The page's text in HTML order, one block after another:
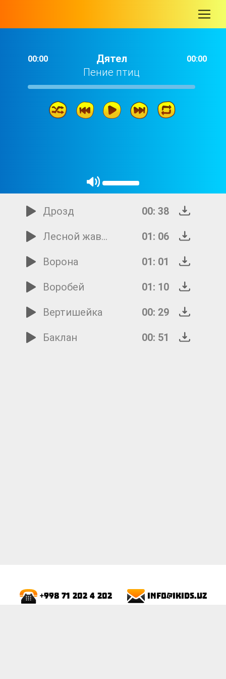
00:00
Дятел
Пение птиц
00:00
Дрозд
00: 38
Лесной жаворонок
01: 06
Ворона
01: 01
Воробей
01: 10
Вертишейка
00: 29
Баклан
00: 51
+998 71 202 4 202 info@ikids.uz